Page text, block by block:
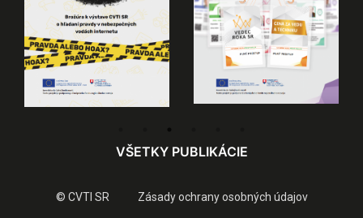
VŠETKY PUBLIKÁCIE
© CVTI SR Zásady ochrany osobných údajov